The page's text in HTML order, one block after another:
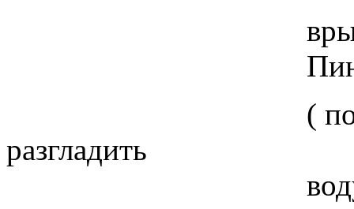
врыш-
Пинь -
( подуть над
разгладить
воду